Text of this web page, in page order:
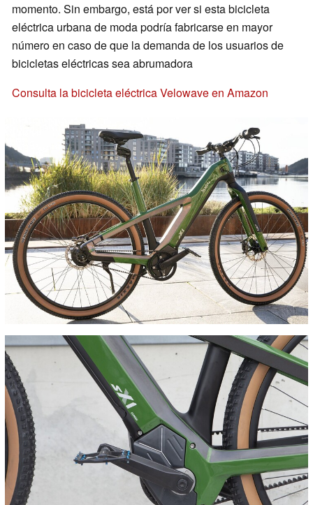
momento. Sin embargo, está por ver si esta bicicleta
eléctrica urbana de moda podría fabricarse en mayor
número en caso de que la demanda de los usuarios de
bicicletas eléctricas sea abrumadora
Consulta la bicicleta eléctrica Velowave en Amazon